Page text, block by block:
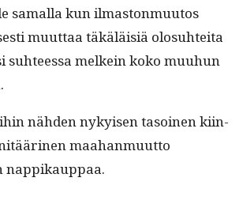
samal­la kun ilmas­ton­muu­tos
muut­taa täkäläisiä olo­suhtei­ta
suh­teessa melkein koko muuhun
näh­den nykyisen tasoinen kiin­
maa­han­muut­to
nappikauppaa.